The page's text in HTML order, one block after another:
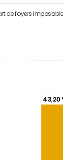
de foyers
43,20